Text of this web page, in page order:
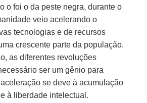
o foi o da peste negra, durante o
veio acelerando o
tecnologias e de recursos
crescente parte da população,
as diferentes revoluções
ser um gênio para
se deve à acumulação
à liberdade intelectual.